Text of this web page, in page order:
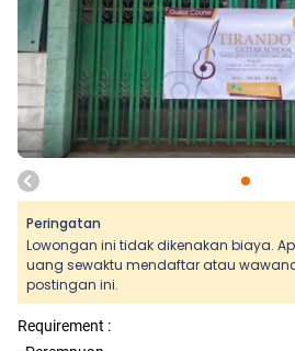
Peringatan
Lowongan ini tidak dikenakan biaya.
uang sewaktu mendaftar atau
postingan ini.
Requirement :